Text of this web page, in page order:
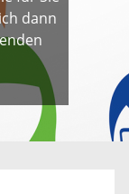
dann